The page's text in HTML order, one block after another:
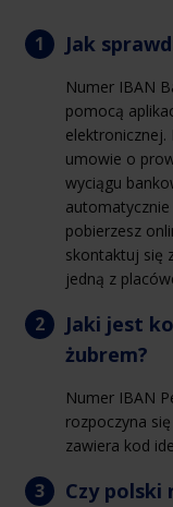
Jak
Numer IBAN
pomocą
umowie o
wyciągu
pobierzesz
skontaktuj się
jedną z
Jaki jest
żubrem?
Numer IBAN
rozpoczyna
zawiera kod
Czy polski